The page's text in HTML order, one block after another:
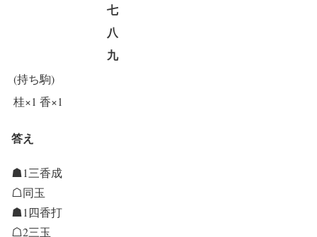
七
八
九
(持ち駒)
桂×1 香×1
答え
☗1三香成
☖同玉
☗1四香打
☖2三玉